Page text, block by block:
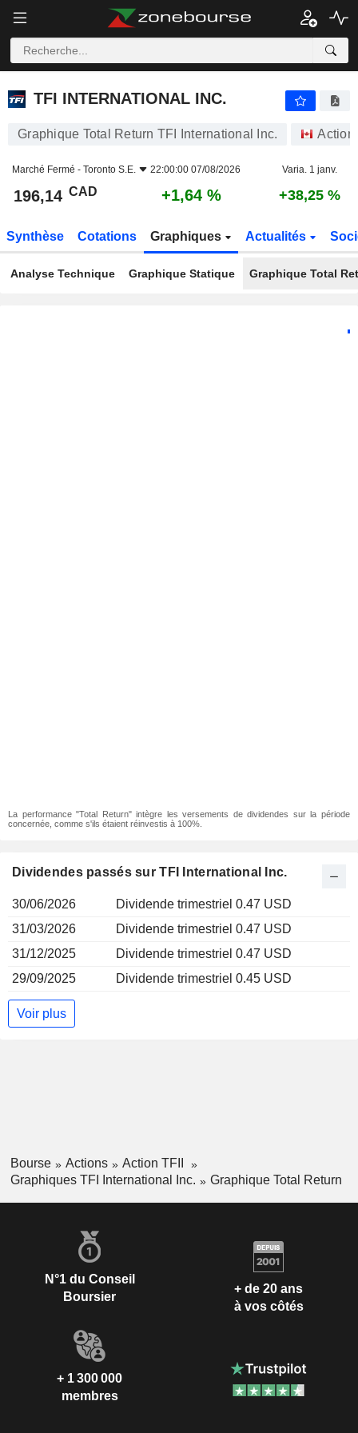
TFI INTERNATIONAL INC.
TFI INTERNATIONAL INC.
Graphique Total Return TFI International Inc.
Marché Fermé - Toronto S.E. 22:00:00 07/08/2026 Varia. 1 janv.
196,14 CAD +1,64 % +38,25 %
Synthèse Cotations Graphiques Actualités
Analyse Technique Graphique Statique Graphique Total
La performance "Total Return" intègre les versements de dividendes sur la période
concernée, comme s'ils étaient réinvestis à 100%.
Dividendes passés sur TFI International Inc.
30/06/2026
Dividende trimestriel 0.47 USD
31/03/2026
Dividende trimestriel 0.47 USD
31/12/2025
Dividende trimestriel 0.47 USD
29/09/2025
Dividende trimestriel 0.45 USD
Voir plus
Bourse Actions
Action TFII
Graphiques TFI International Inc.
Graphique Total Return
N°1 du Conseil
Boursier
+ de 20 ans
à vos côtés
+ 1 300 000
membres